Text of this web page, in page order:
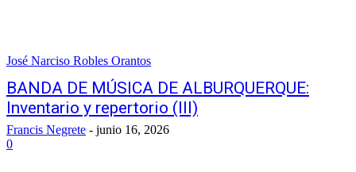
José Narciso Robles Orantos
BANDA DE MÚSICA DE ALBURQUERQUE:
Inventario y repertorio (III)
Francis Negrete - junio 16, 2026
0